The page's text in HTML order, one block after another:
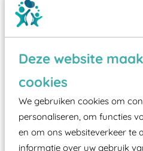
Deze website
cookies
We gebruiken cookies om
personaliseren, om functies
en om ons websiteverkeer te
informatie over uw gebruik
Wist je dat:
Vanaf een valhoogte van
valondergrond onder
zoals kunstgras, rubber